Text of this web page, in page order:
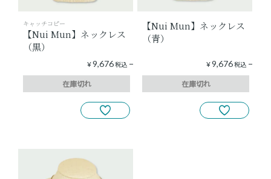
キャッチコピー
【Nui Mun】ネックレス
（黒）
¥9,676税込
在庫切れ
【Nui Mun】ネックレス
（青）
¥9,676税込
在庫切れ